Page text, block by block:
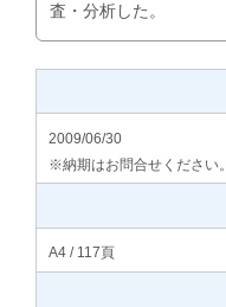
査・分析した。
2009/06/30
※納期はお問合せください。
A4 / 117頁